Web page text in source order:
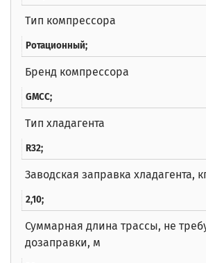
Тип компрессора
Ротационный;
Бренд компрессора
GMCC;
Тип хладагента
R32;
Заводская заправка хладагента,
2,10;
Суммарная длина трассы, не
дозаправки, м